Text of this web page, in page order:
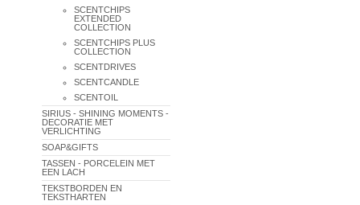
SCENTCHIPS
EXTENDED
COLLECTION
SCENTCHIPS PLUS
COLLECTION
SCENTDRIVES
SCENTCANDLE
SCENTOIL
SIRIUS - SHINING MOMENTS -
DECORATIE MET
VERLICHTING
SOAP&GIFTS
TASSEN - PORCELEIN MET
EEN LACH
TEKSTBORDEN EN
TEKSTHARTEN